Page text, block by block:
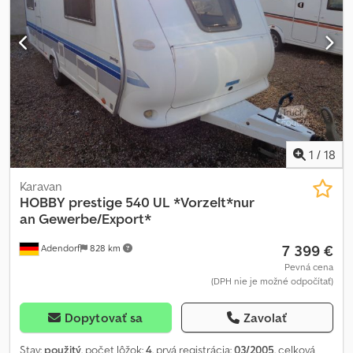
príplatok! Nový 20 ft. kancelársky kontajner (Containex) Vonkajšia
farba: RAL-9010 čistobiela, vrecká na vidlice, stenová izolácia
minerálnou vlnou 60 mm, strešná izolácia minerálnou vlnou 100
mm, podlahová izolácia minerálnou vlnou 100 mm, vnútorná výška
kontajnera 2540 mm, 1 ks konvektor 2 kW, 2 ks prídavné LED
svietidlá 43 W. Celková hmotnosť prívesu + kontajnera: 2600 kg.
Dedei Ha Eyepfx Adwjck Možná ešte nosnosť 900 kg!
1 / 18
Adendorf 828 km
Karavan
HOBBY prestige 540 UL *Vorzelt*nur
an Gewerbe/Export*
7 399 €
Pevná cena
(DPH nie je možné odpočítať)
Dopytovať sa Zavolať
Stav: použitý, počet lôžok:4, prvá registrácia:03/2005, celková